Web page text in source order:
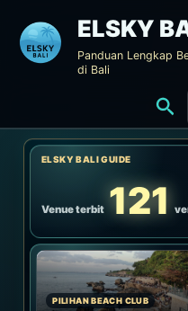
konten
ELSKY
Panduan Lengkap
di Bali
ELSKY BALI GUIDE
Venue terbit 121
PILIHAN BEACH CLUB